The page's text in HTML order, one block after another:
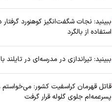
ببینید: نجات شگفت‌انگیز کوهنورد
استفاده از بالگرد
ببینید: تیراندازی در مدرسه‌ای در تایلند با ۷ کشته
قاتل قهرمان کراسفیت کشور: می‌خواستم
پسرعمه‌ام جلوی گلوله قرار گرفت